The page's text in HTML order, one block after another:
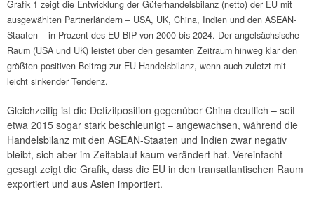
Grafik 1 zeigt die Entwicklung der Güterhandelsbilanz (netto) der EU mit
ausgewählten Partnerländern – USA, UK, China, Indien und den ASEAN-
Staaten – in Prozent des EU-BIP von 2000 bis 2024. Der angelsächsische
Raum (USA und UK) leistet über den gesamten Zeitraum hinweg klar den
größten positiven Beitrag zur EU-Handelsbilanz, wenn auch zuletzt mit
leicht sinkender Tendenz.
Gleichzeitig ist die Defizitposition gegenüber China deutlich – seit
etwa 2015 sogar stark beschleunigt – angewachsen, während die
Handelsbilanz mit den ASEAN-Staaten und Indien zwar negativ
bleibt, sich aber im Zeitablauf kaum verändert hat. Vereinfacht
gesagt zeigt die Grafik, dass die EU in den transatlantischen Raum
exportiert und aus Asien importiert.